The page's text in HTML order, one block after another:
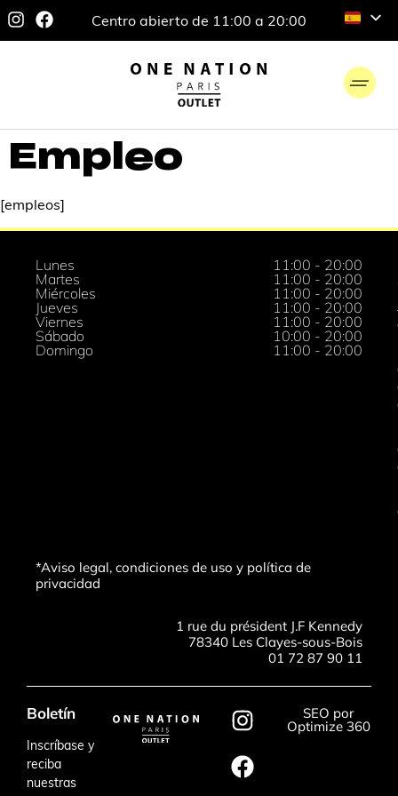
Centro abierto de 11:00 a 20:00
Empleo
[empleos]
Lunes
11:00 - 20:00
Martes
11:00 - 20:00
Miércoles
11:00 - 20:00
Jueves
11:00 - 20:00
Viernes
11:00 - 20:00
Sábado
10:00 - 20:00
Domingo
11:00 - 20:00
*Aviso legal, condiciones de uso y política de
privacidad
1 rue du président J.F Kennedy
78340 Les Clayes-sous-Bois
01 72 87 90 11
Boletín
Inscríbase y
reciba
nuestras
SEO por
Optimize 360